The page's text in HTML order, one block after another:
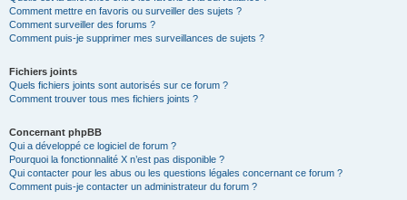
Comment mettre en favoris ou surveiller des sujets ?
Comment surveiller des forums ?
Comment puis-je supprimer mes surveillances de sujets ?
Fichiers joints
Quels fichiers joints sont autorisés sur ce forum ?
Comment trouver tous mes fichiers joints ?
Concernant phpBB
Qui a développé ce logiciel de forum ?
Pourquoi la fonctionnalité X n’est pas disponible ?
Qui contacter pour les abus ou les questions légales concernant ce forum ?
Comment puis-je contacter un administrateur du forum ?